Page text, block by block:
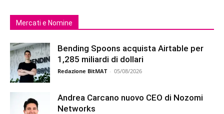
Mercati e Nomine
Bending Spoons acquista Airtable per
1,285 miliardi di dollari
Redazione BitMAT - 05/08/2026
Andrea Carcano nuovo CEO di Nozomi
Networks